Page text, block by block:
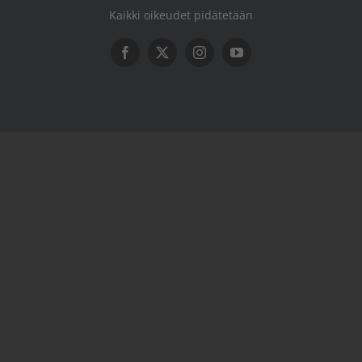
Kaikki oikeudet pidätetään